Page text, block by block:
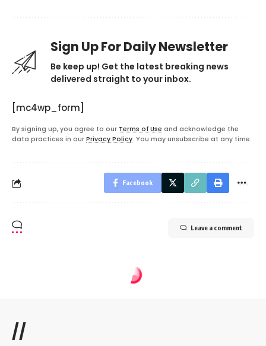
Sign Up For Daily Newsletter
Be keep up! Get the latest breaking news
delivered straight to your inbox.
[mc4wp_form]
By signing up, you agree to our Terms of Use and acknowledge the
data practices in our Privacy Policy. You may unsubscribe at any time.
Facebook
Leave a comment
//